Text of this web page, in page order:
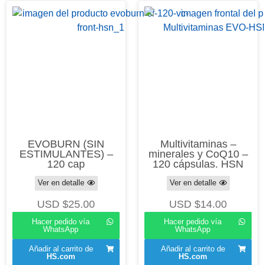
EVOBURN (SIN
ESTIMULANTES) –
120 cap
Ver en detalle
USD $25.00
Hacer pedido vía
WhatsApp
Añadir al carrito de
HS.com
Multivitaminas –
minerales y CoQ10 –
120 cápsulas. HSN
Ver en detalle
USD $14.00
Hacer pedido vía
WhatsApp
Añadir al carrito de
HS.com